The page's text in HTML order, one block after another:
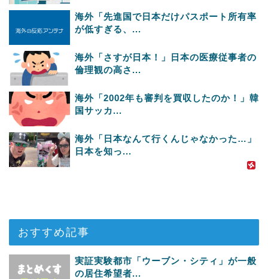
海外「先進国で日本だけパスポート所有率
が低すぎる、...
海外「さすが日本！」日本の医療従事者の
倫理観の高さ...
海外「2002年も審判を買収したのか！」韓
国サッカ...
海外「日本なんて行くんじゃなかった…」
日本を知っ...
おすすめ記事
実証実験都市「ウーブン・シティ」が一般
の居住希望者...